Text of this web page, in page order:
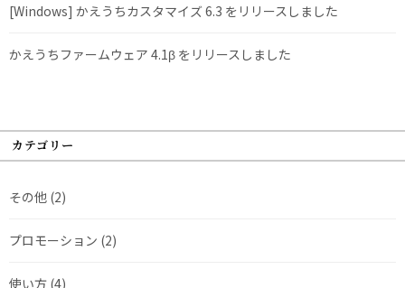
[Windows] かえうちカスタマイズ 6.3 をリリースしました
かえうちファームウェア 4.1β をリリースしました
カテゴリー
その他 (2)
プロモーション (2)
使い方 (4)